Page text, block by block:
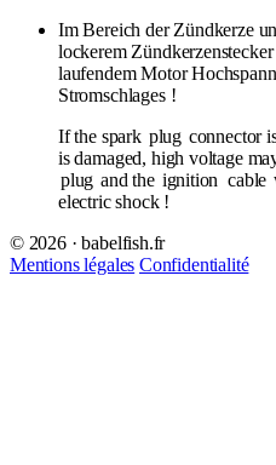
Im Bereich der Zündkerze
lockerem
laufendem Motor
Stromschlages !
If the spark plug connector
is damaged, high voltage
plug and the ignition cable
electric shock !
© 2026 · babelfish.fr
Mentions légales Confidentialité